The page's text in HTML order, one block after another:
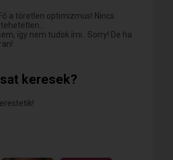
a töretlen optimizmus! Nincs
így nem tudok írni.. Sorry! De ha
keresek?